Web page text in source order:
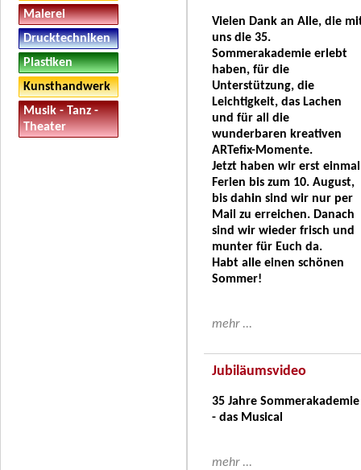
Malerei
Drucktechniken
Plastiken
Kunsthandwerk
Musik - Tanz -
Theater
Vielen Dank an Alle, die
uns die 35.
Sommerakademie erlebt
haben, für die
Unterstützung, die
Leichtigkeit, das Lachen
und für all die
wunderbaren kreativen
ARTefix-Momente.
Jetzt haben wir erst einmal
Ferien bis zum 10. August,
bis dahin sind wir nur per
Mail zu erreichen. Danach
sind wir wieder frisch und
munter für Euch da.
Habt alle einen schönen
Sommer!
mehr ...
Jubiläumsvideo
35 Jahre Sommerakademie
- das Musical
mehr ...